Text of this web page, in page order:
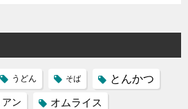
うどん そば とんかつ
ン オムライス